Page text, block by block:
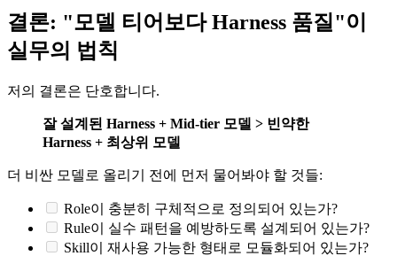
결론: "모델 티어보다 Harness 품질"이
실무의 법칙
저의 결론은 단호합니다.
잘 설계된 Harness + Mid-tier 모델 > 빈약한
Harness + 최상위 모델
더 비싼 모델로 올리기 전에 먼저 물어봐야 할 것들:
Role이 충분히 구체적으로 정의되어 있는가?
Rule이 실수 패턴을 예방하도록 설계되어 있는가?
Skill이 재사용 가능한 형태로 모듈화되어 있는가?